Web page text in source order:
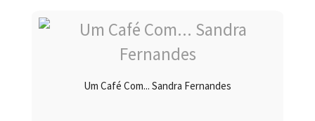
Um Café Com... Sandra Fernandes